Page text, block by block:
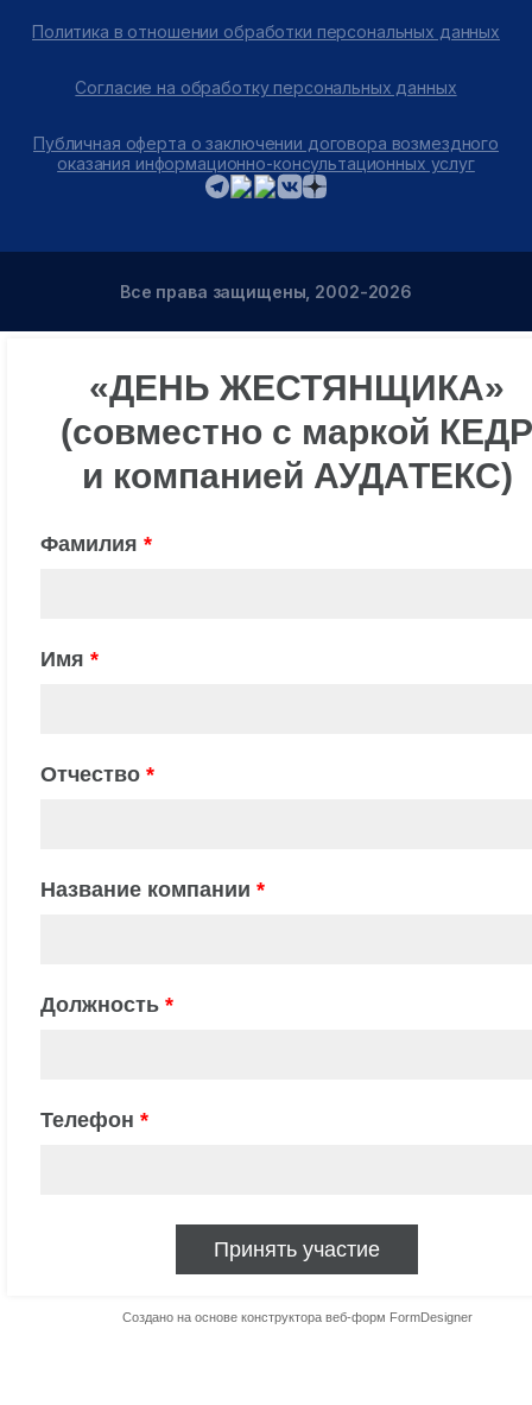
Политика в отношении обработки персональных данных
Согласие на обработку персональных данных
Публичная оферта о заключении договора возмездного
оказания информационно-консультационных услуг
Все права защищены, 2002-2026